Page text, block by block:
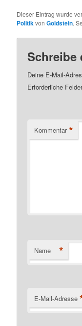
Dieser Eintrag wurde
PolitikvonGoldstein.
Schreibe
Deine E-Mail-
Erforderliche
Kommentar *
Name *
E-Mail-Adresse